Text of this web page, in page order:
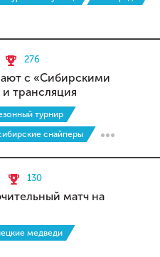
276
с «Сибирскими
трансляция
турнир
снайперы
130
матч на
медведи